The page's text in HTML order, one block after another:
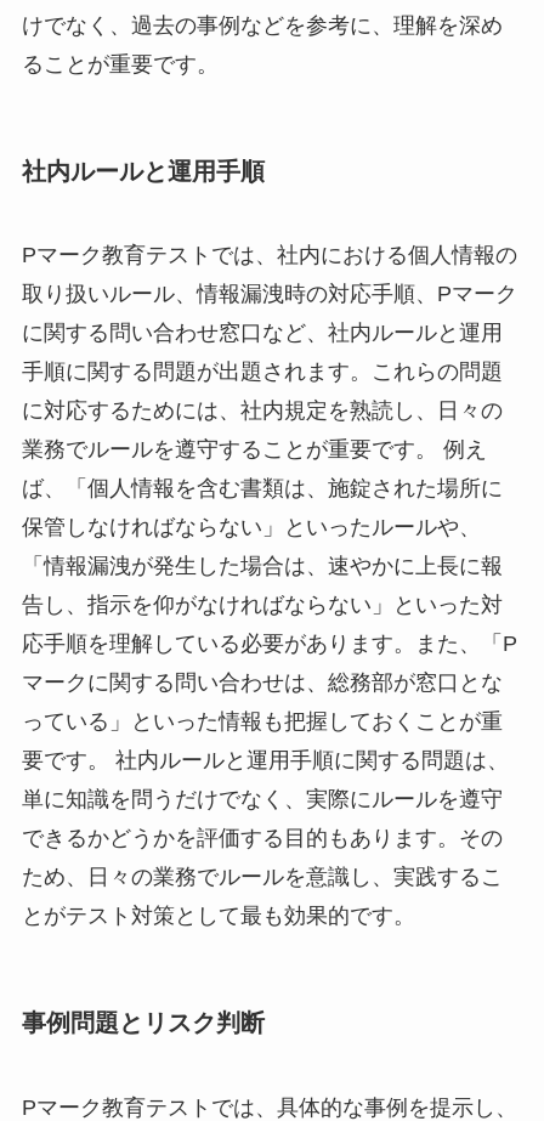
けでなく、過去の事例などを参考に、理解を深め
ることが重要です。
社内ルールと運用手順
Pマーク教育テストでは、社内における個人情報の
取り扱いルール、情報漏洩時の対応手順、Pマーク
に関する問い合わせ窓口など、社内ルールと運用
手順に関する問題が出題されます。これらの問題
に対応するためには、社内規定を熟読し、日々の
業務でルールを遵守することが重要です。 例え
ば、「個人情報を含む書類は、施錠された場所に
保管しなければならない」といったルールや、
「情報漏洩が発生した場合は、速やかに上長に報
告し、指示を仰がなければならない」といった対
応手順を理解している必要があります。また、「P
マークに関する問い合わせは、総務部が窓口とな
っている」といった情報も把握しておくことが重
要です。 社内ルールと運用手順に関する問題は、
単に知識を問うだけでなく、実際にルールを遵守
できるかどうかを評価する目的もあります。その
ため、日々の業務でルールを意識し、実践するこ
とがテスト対策として最も効果的です。
事例問題とリスク判断
Pマーク教育テストでは、具体的な事例を提示し、